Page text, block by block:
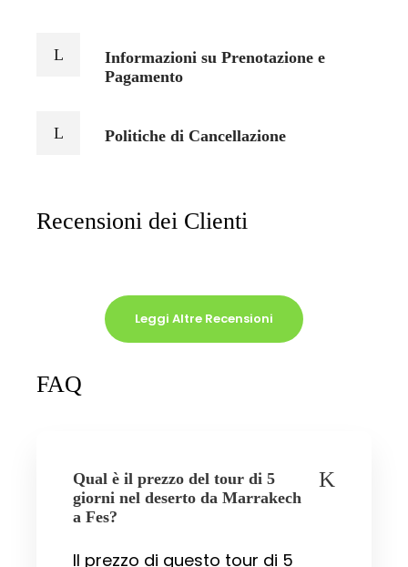
Informazioni su Prenotazione e
Pagamento
Politiche di Cancellazione
Recensioni dei Clienti
Leggi Altre Recensioni
FAQ
Qual è il prezzo del tour di 5
giorni nel deserto da Marrakech
a Fes?
Il prezzo di questo tour di 5